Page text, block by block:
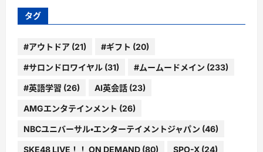
ー
タグ
#アウトドア (21) #ギフト (20)
#サロンドロワイヤル (31) #ムームードメイン (233)
#英語学習 (26) AI英会話 (23)
AMGエンタテインメント (26)
NBCユニバーサル・エンターテイメントジャパン (46)
SKE48 LIVE！！ ON DEMAND (80) SPO-X (24)